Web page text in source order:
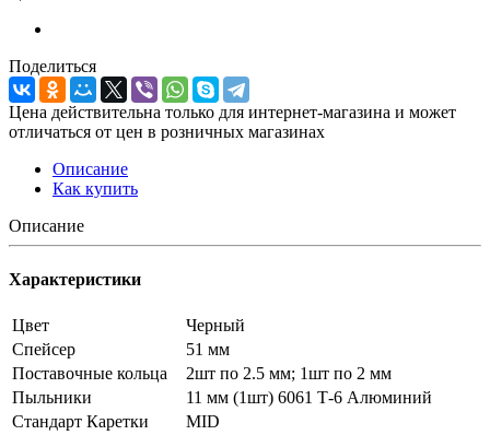
Поделиться
Цена действительна только для интернет-магазина и может
отличаться от цен в розничных магазинах
Описание
Как купить
Описание
Характеристики
Цвет
Черный
Спейсер
51 мм
Поставочные кольца
2шт по 2.5 мм; 1шт по 2 мм
Пыльники
11 мм (1шт) 6061 Т-6 Алюминий
Стандарт Каретки
MID